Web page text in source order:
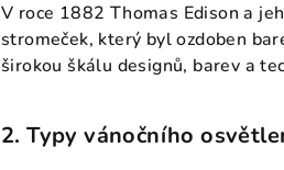
V roce 1882 Thomas Edison a
stromeček, který byl ozdoben
širokou škálu designů, barev a
2.Typy vánočního